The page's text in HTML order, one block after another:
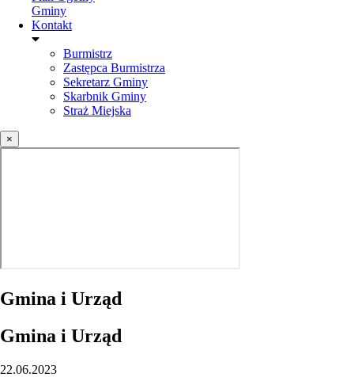
Gminy
Kontakt
Burmistrz
Zastępca Burmistrza
Sekretarz Gminy
Skarbnik Gminy
Straż Miejska
×
Gmina i Urząd
Gmina i Urząd
22.06.2023